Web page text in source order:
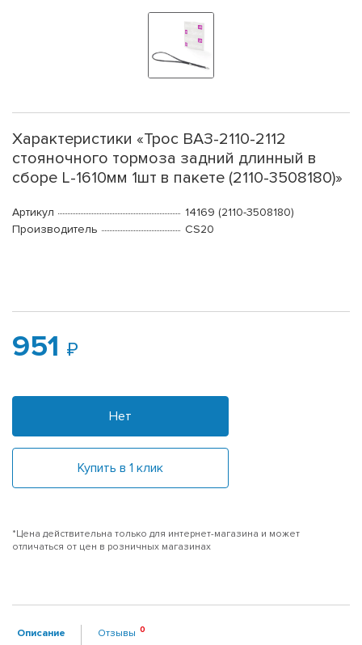
Характеристики «Трос ВАЗ-2110-2112
стояночного тормоза задний длинный в
сборе L-1610мм 1шт в пакете (2110-3508180)»
Артикул
14169 (2110-3508180)
Производитель
CS20
951
Нет
Купить в 1 клик
*Цена действительна только для интернет-магазина и может
отличаться от цен в розничных магазинах
Описание Отзывы